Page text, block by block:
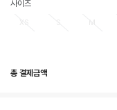
사이즈
총 결제금액